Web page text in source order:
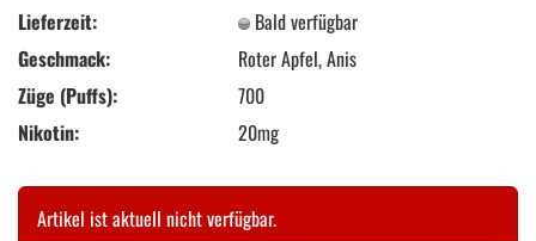
Lieferzeit:
Bald verfügbar
Geschmack:
Roter Apfel, Anis
Züge (Puffs):
700
Nikotin:
20mg
Artikel ist aktuell nicht verfügbar.